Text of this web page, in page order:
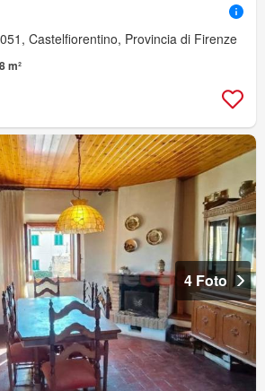
Castelfiorentino, Provincia di Firenze
m²
4 Foto